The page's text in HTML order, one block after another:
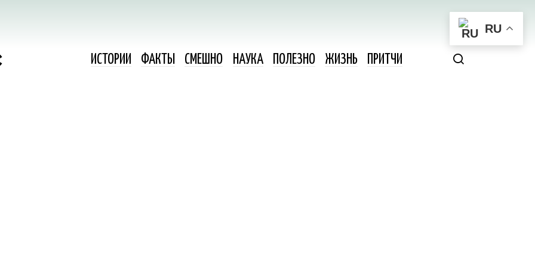
ИСТОРИИ ФАКТЫ СМЕШНО НАУКА ПОЛЕЗНО ЖИЗНЬ ПРИТЧИ
RU